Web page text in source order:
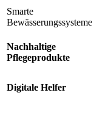
Smarte
Bewässerungssysteme
Nachhaltige
Pflegeprodukte
Digitale Helfer